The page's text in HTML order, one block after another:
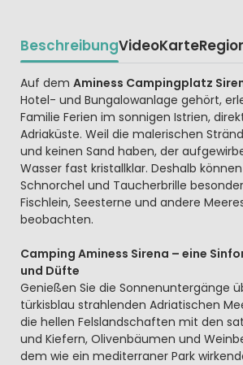
BeschreibungVideoKarte
Beschrijving
Auf dem Aminess Campingplatz
Hotel- und Bungalowanlage gehört,
Familie Ferien im sonnigen Istrien,
Adriaküste. Weil die malerischen
und keinen Sand haben, der
Wasser fast kristallklar. Deshalb
Schnorchel und Taucherbrille
Fischlein, Seesterne und andere
beobachten.
Camping Aminess Sirena – eine
und Düfte
Genießen Sie die Sonnenuntergänge
türkisblau strahlenden Adriatischen
die hellen Felslandschaften mit den
und Kiefern, Olivenbäumen und
dem wie ein mediterraner Park